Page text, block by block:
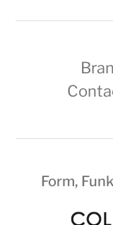
Form,